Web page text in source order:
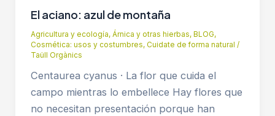
El aciano: azul de montaña
Agricultura y ecología, Árnica y otras hierbas, BLOG,
Cosmética: usos y costumbres, Cuidate de forma natural /
Taüll Orgànics
Centaurea cyanus · La flor que cuida el
campo mientras lo embellece Hay flores que
no necesitan presentación porque han